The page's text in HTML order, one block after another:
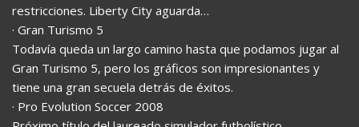
restricciones. Liberty City aguarda…
· Gran Turismo 5
Todavía queda un largo camino hasta que podamos jugar al
Gran Turismo 5, pero los gráficos son impresionantes y
tiene una gran secuela detrás de éxitos.
· Pro Evolution Soccer 2008